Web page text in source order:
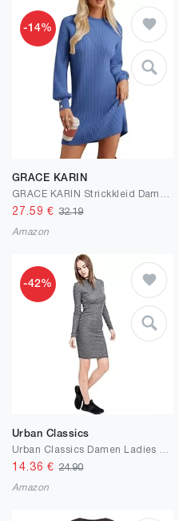
-14%
GRACE KARIN
27.59 €32.19
Amazon
-42%
Urban Classics
14.36 €24.90
Amazon